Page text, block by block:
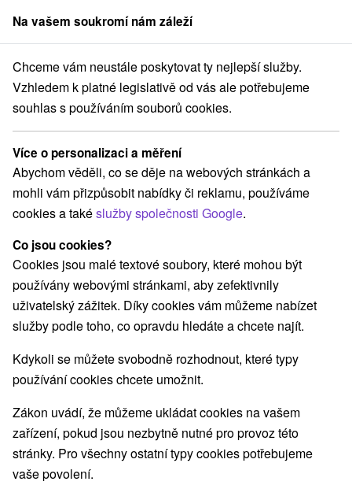
člen skupinySorger
AC Cactus Cozy Apartment Tatry, AC Cactus Luxury Apartment
AC Cactus Cozy Apartment Tatry,
AC Cactus Luxury Apartment High
Tatras Veľká Lomnica
Veľká Lomnica
Rezervovat přes booking
REZERVACE A VÝBĚR POBYTU
Navigovat do místa
O ZAŘÍZENÍ VYBAVENÍ
Na vašem soukromí nám záleží
Chceme vám neustále poskytovat ty nejlepší služby.
Vzhledem k platné legislativě od vás ale potřebujeme
souhlas s používáním souborů cookies.
Více o personalizaci a měření
Abychom věděli, co se děje na webových stránkách a
mohli vám přizpůsobit nabídky či reklamu, používáme
cookies a takéslužby společnosti Google.
Co jsou cookies?
Cookies jsou malé textové soubory, které mohou být
používány webovými stránkami, aby zefektivnily
uživatelský zážitek. Díky cookies vám můžeme nabízet
služby podle toho, co opravdu hledáte a chcete najít.
Kdykoli se můžete svobodně rozhodnout, které typy
používání cookies chcete umožnit.
Zákon uvádí, že můžeme ukládat cookies na vašem
zařízení, pokud jsou nezbytně nutné pro provoz této
stránky. Pro všechny ostatní typy cookies potřebujeme
vaše povolení.